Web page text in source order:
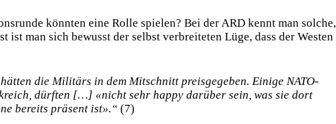
könnten eine Rolle spielen? Bei der ARD kennt man solche,
ist man sich bewusst der selbst verbreiteten Lüge, dass der Westen
die Militärs in dem Mitschnitt preisgegeben. Einige NATO-
dürften […] «nicht sehr happy darüber sein, was sie dort
bereits präsent ist».“ (7)